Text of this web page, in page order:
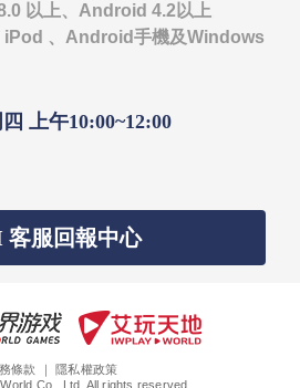
以上、Android 4.2以上
iPod 、Android手機及Windows
上午10:00~12:00
客服回報中心
條款
隱私權政策
Co., Ltd. All rights reserved.